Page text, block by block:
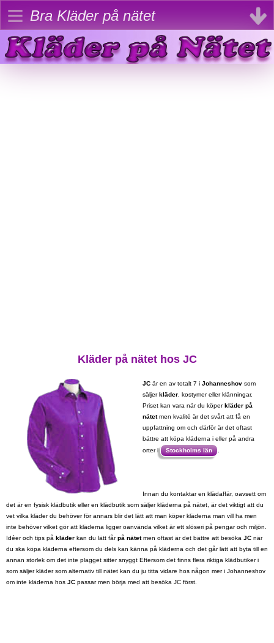
Bra Kläder på nätet
≡
Kläder på nätet hos JC
JC är en av totalt 7 i Johanneshov som
säljerkläder , kostymer eller klänningar.
Priset kan vara när du köperkläder på
nätetmen kvalité är det svårt att få en
uppfattning om och därför är det oftast
bättre att köpa kläderna i eller på andra
orter i
Stockholms län
Innan du kontaktar en klädaffär, oavsett om
det är en fysisk klädbutik eller en klädbutik som säljer kläderna på nätet, är det viktigt att du
vet vilka kläder du behöver för annars blir det lätt att man köper kläderna man vill ha men
inte behöver vilket gör att kläderna ligger oanvända vilket är ett slöseri på pengar och miljön.
Idéer och tips på kläder kan du lätt fårpå nätetmen oftast är det bättre att besöka JC när
du ska köpa kläderna eftersom du dels kan känna på kläderna och det går lätt att byta till en
annan storlek om det inte plagget sitter snyggt Eftersom det finns flera riktiga klädbutiker i
som säljer kläder som alternativ till nätet kan du ju titta vidare hos någon mer i Johanneshov
om inte kläderna hos JC passar men börja med att besöka JC först.